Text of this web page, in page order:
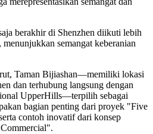
berakhir di Shenzhen diikuti lebih
semangat keberanian
Taman Bijiashan—memiliki lokasi
dan terhubung langsung dengan
UpperHills—terpilih sebagai
bagian penting dari proyek "Five
contoh inovatif dari konsep